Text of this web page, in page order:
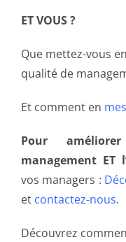
ET VOUS ?
Que mettez-vous
qualité de
Et comment en
Pour
management ET
vos managers :
et contactez-nous.
Découvrez